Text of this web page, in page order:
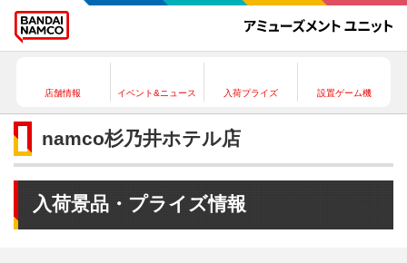
店舗情報 イベント&ニュース 入荷プライズ 設置ゲーム機
namco杉乃井ホテル店
入荷景品・プライズ情報